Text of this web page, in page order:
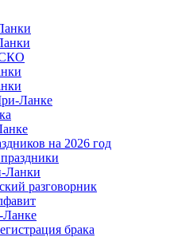
Ланке
на 2026 год
Ланки
разговорник
брака